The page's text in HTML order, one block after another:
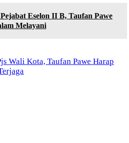
Eselon II B, Taufan Pawe
Melayani
Wali Kota, Taufan Pawe Harap